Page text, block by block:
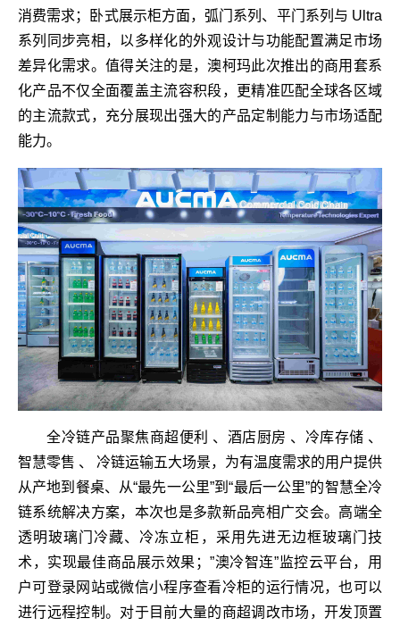
消费需求；卧式展示柜方面，弧门系列、平门系列与 Ultra
系列同步亮相，以多样化的外观设计与功能配置满足市场
差异化需求。值得关注的是，澳柯玛此次推出的商用套系
化产品不仅全面覆盖主流容积段，更精准匹配全球各区域
的主流款式，充分展现出强大的产品定制能力与市场适配
能力。
全冷链产品聚焦商超便利 、酒店厨房 、冷库存储 、
智慧零售 、 冷链运输五大场景，为有温度需求的用户提供
从产地到餐桌、从“最先一公里”到“最后一公里”的智慧全冷
链系统解决方案，本次也是多款新品亮相广交会。高端全
透明玻璃门冷藏、冷冻立柜，采用先进无边框玻璃门技
术，实现最佳商品展示效果；”澳冷智连”监控云平台，用
户可登录网站或微信小程序查看冷柜的运行情况，也可以
进行远程控制。对于目前大量的商超调改市场，开发顶置